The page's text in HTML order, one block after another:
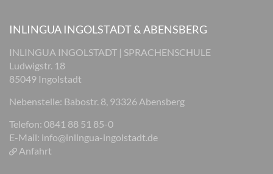
INLINGUA INGOLSTADT & ABENSBERG
INLINGUA INGOLSTADT | SPRACHENSCHULE
Ludwigstr. 18
85049 Ingolstadt
Nebenstelle: Babostr. 8, 93326 Abensberg
Telefon: 0841 88 51 85-0
E-Mail: info@inlingua-ingolstadt.de
Anfahrt